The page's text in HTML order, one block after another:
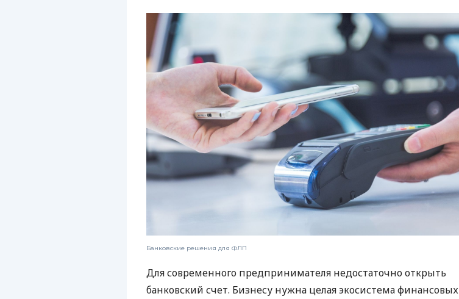
Банковские решения для ФЛП
Для современного предпринимателя недостаточно открыть
банковский счет. Бизнесу нужна целая экосистема финансовых